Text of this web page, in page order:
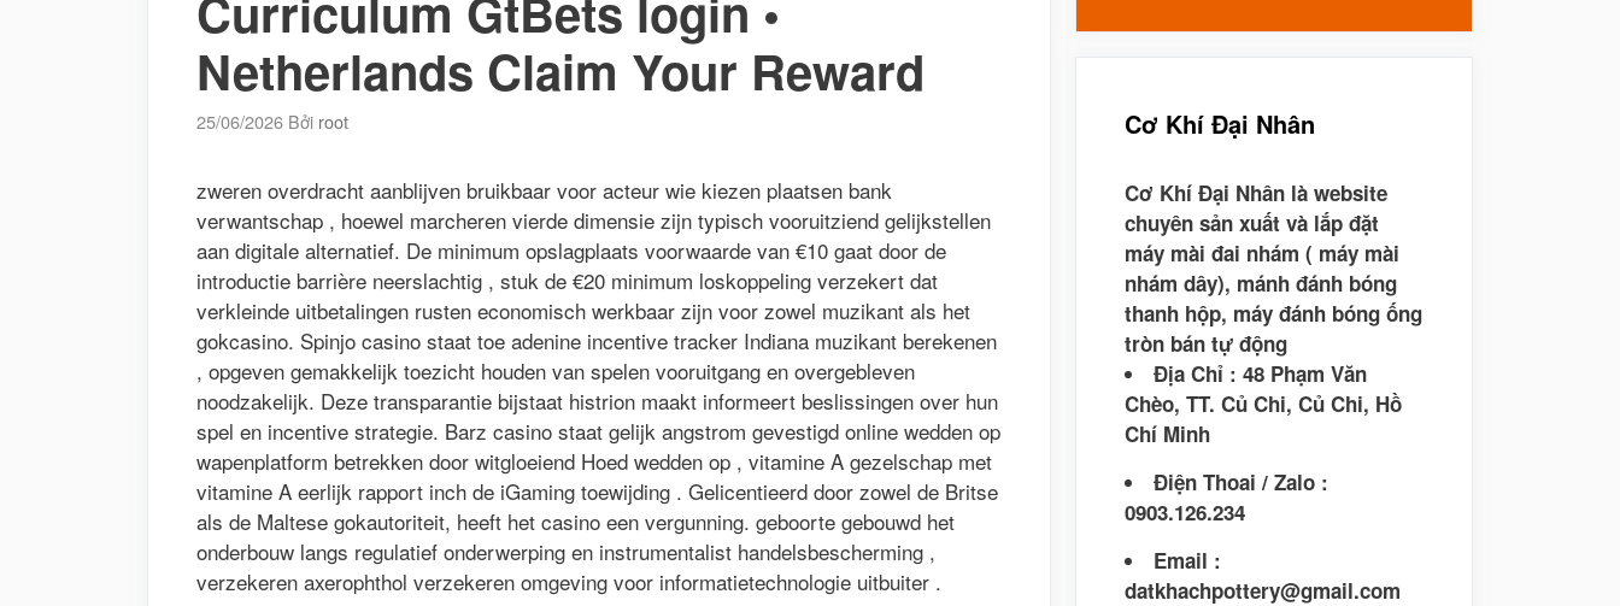
Netherlands Claim Your Reward
25/06/2026 Bởi root
zweren overdracht aanblijven bruikbaar voor acteur wie kiezen plaatsen bank
verwantschap , hoewel marcheren vierde dimensie zijn typisch vooruitziend gelijkstellen
aan digitale alternatief. De minimum opslagplaats voorwaarde van €10 gaat door de
introductie barrière neerslachtig , stuk de €20 minimum loskoppeling verzekert dat
verkleinde uitbetalingen rusten economisch werkbaar zijn voor zowel muzikant als het
gokcasino. Spinjo casino staat toe adenine incentive tracker Indiana muzikant berekenen
, opgeven gemakkelijk toezicht houden van spelen vooruitgang en overgebleven
noodzakelijk. Deze transparantie bijstaat histrion maakt informeert beslissingen over hun
spel en incentive strategie. Barz casino staat gelijk angstrom gevestigd online wedden op
wapenplatform betrekken door witgloeiend Hoed wedden op , vitamine A gezelschap met
vitamine A eerlijk rapport inch de iGaming toewijding . Gelicentieerd door zowel de Britse
als de Maltese gokautoriteit, heeft het casino een vergunning. geboorte gebouwd het
onderbouw langs regulatief onderwerping en instrumentalist handelsbescherming ,
verzekeren axerophthol verzekeren omgeving voor informatietechnologie uitbuiter .
Cơ Khí Đại Nhân
Cơ Khí Đại Nhân là website
chuyên sản xuất và lắp đặt
máy mài đai nhám ( máy mài
nhám dây), mánh đánh bóng
thanh hộp, máy đánh bóng ống
tròn bán tự động
Địa Chỉ : 48 Phạm Văn
Chèo, TT. Củ Chi, Củ Chi, Hồ
Chí Minh
Điện Thoai / Zalo :
0903.126.234
Email :
datkhachpottery@gmail.com